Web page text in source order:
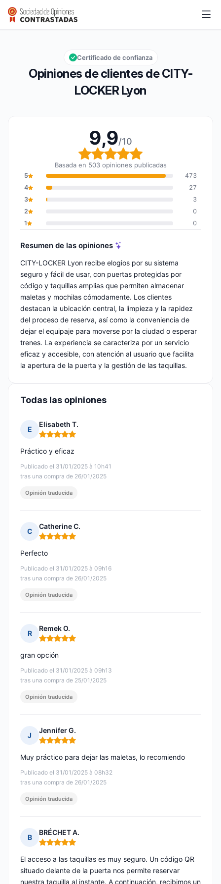
CITY-LOCKER Lyon
Calificación global: 9,9 de 10
9,9/10
Opiniones de clientes de CITY-
LOCKER Lyon
Certificado de confianza
9,9/10
Calificación global: 9,9
Basada en 503 opiniones publicadas
5
473
4
27
3
3
2
0
1
0
Resumen de las opiniones
CITY-LOCKER Lyon recibe elogios por su sistema
seguro y fácil de usar, con puertas protegidas por
código y taquillas amplias que permiten almacenar
maletas y mochilas cómodamente. Los clientes
destacan la ubicación central, la limpieza y la rapidez
del proceso de reserva, así como la conveniencia de
dejar el equipaje para moverse por la ciudad o esperar
trenes. La experiencia se caracteriza por un servicio
eficaz y accesible, con atención al usuario que facilita
la apertura de la puerta y la gestión de las taquillas.
Todas las opiniones
E
Elisabeth T.
Nota: 5 de 5
Publicado el 31/01/2025 à 10h41
tras una compra de 26/01/2025
Práctico y eficaz
Opinión traducida
C
Catherine C.
Nota: 5 de 5
Publicado el 31/01/2025 à 09h16
tras una compra de 26/01/2025
Perfecto
Opinión traducida
R
Remek O.
Nota: 5 de 5
Publicado el 31/01/2025 à 09h13
tras una compra de 25/01/2025
gran opción
Opinión traducida
J
Jennifer G.
Nota: 5 de 5
Publicado el 31/01/2025 à 08h32
tras una compra de 26/01/2025
Muy práctico para dejar las maletas, lo recomiendo
Opinión traducida
B
BRÉCHET A.
Nota: 5 de 5
El acceso a las taquillas es muy seguro. Un código QR
situado delante de la puerta nos permite reservar
nuestra taquilla al instante. A continuación, recibimos un